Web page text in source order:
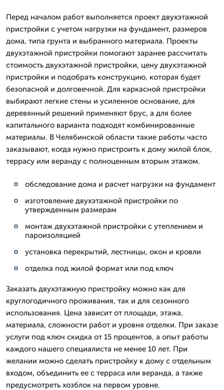
Перед началом работ выполняется проект двухэтажной
пристройки с учетом нагрузки на фундамент, размеров
дома, типа грунта и выбранного материала. Проекты
двухэтажной пристройки помогают заранее рассчитать
стоимость двухэтажной пристройки, цену двухэтажной
пристройки и подобрать конструкцию, которая будет
безопасной и долговечной. Для каркасной пристройки
выбирают легкие стены и усиленное основание, для
деревянный решений применяют брус, а для более
капитального варианта подходят комбинированные
материалы. В Челябинской области такие работы часто
заказывают, когда нужно пристроить к дому жилой блок,
террасу или веранду с полноценным вторым этажом.
обследование дома и расчет нагрузки на фундамент
изготовление двухэтажной пристройки по
утвержденным размерам
монтаж двухэтажной пристройки с утеплением и
пароизоляцией
установка перекрытий, лестницы, окон и кровли
отделка под жилой формат или под ключ
Заказать двухэтажную пристройку можно как для
круглогодичного проживания, так и для сезонного
использования. Цена зависит от площади, этажа,
материала, сложности работ и уровня отделки. При заказе
услуги под ключ скидка от 15 процентов, а опыт работы
каждого нашего специалиста не менее 10 лет. При
желании можно сделать пристройку к дому с отдельным
входом, объединить ее с терраса или веранда, а также
предусмотреть хозблок на первом уровне.